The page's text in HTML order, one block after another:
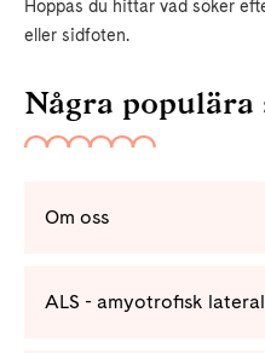
Hoppas du hittar vad söker
eller sidfoten.
Några populära
Om oss
ALS - amyotrofisk